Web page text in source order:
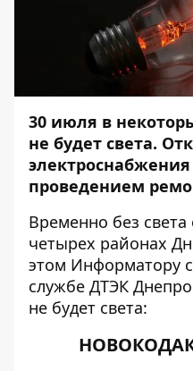
30 июля в
не будет света.
электроснабжения
проведением
Временно без света
четырех районах
этом Информатору
службе ДТЭК
не будет света: